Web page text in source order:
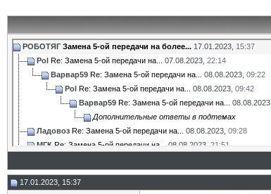
РОБОТЯГ Замена 5-ой передачи на более... 17.01.2023, 15:37
Pol Re: Замена 5-ой передачи на... 07.08.2023, 22:14
Варвар59 Re: Замена 5-ой передачи на... 08.08.2023, 09:22
Pol Re: Замена 5-ой передачи на... 08.08.2023, 09:42
Варвар59 Re: Замена 5-ой передачи на... 08.08.2023,
Дополнительные ответы в подтемах
Ладовоз Re: Замена 5-ой передачи на... 08.08.2023, 09:28
МГК Re: Замена 5-ой передачи на... 08.08.2023, 21:51
ВЮВ Re: Замена 5-ой передачи на...09.08.2023,10:33
Варвар59
17.01.2023, 15:37